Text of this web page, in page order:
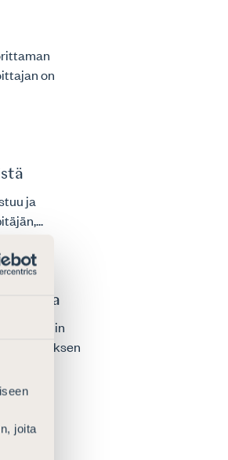
joita
on
ja
ja niihin
verotuksen